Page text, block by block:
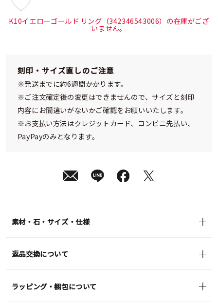
¥57,200
in)
K10イエローゴールド リング（342346543006）の在庫がござ
いません。
刻印・サイズ直しのご注意
※発送までに約6週間かかります。
※ご注文確定後の変更はできませんので、サイズと刻印
内容にお間違いがないかご確認をお願いいたします。
※お支払い方法はクレジットカード、コンビニ先払い、
PayPayのみとなります。
素材・石・サイズ・仕様
返品交換について
ラッピング・梱包について